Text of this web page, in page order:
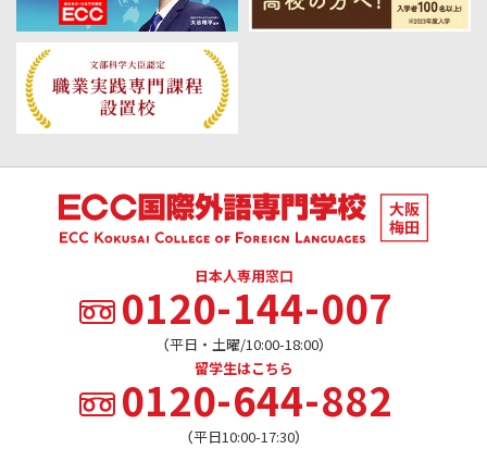
日本人専用窓口
0120-144-007
（平日・土曜/10:00-18:00）
留学生はこちら
0120-644-882
（平日10:00-17:30）